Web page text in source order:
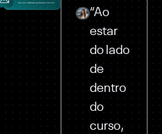
“Ao
estar
do lado
de
dentro
do
curso,